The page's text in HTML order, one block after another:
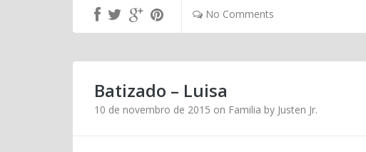
No Comments
Batizado – Luisa
10 de novembro de 2015 on Familia by Justen Jr.